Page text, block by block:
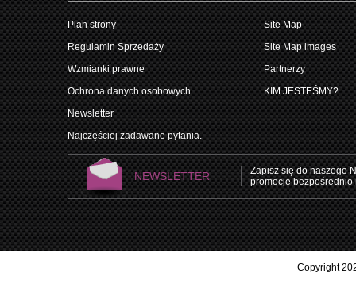
Plan strony
Regulamin Sprzedaży
Wzmianki prawne
Ochrona danych osobowych
Newsletter
Najczęściej zadawane pytania.
Site Map
Site Map images
Partnerzy
KIM JESTEŚMY?
NEWSLETTER
Zapisz się do naszego
promocje bezpośrednio
Copyright